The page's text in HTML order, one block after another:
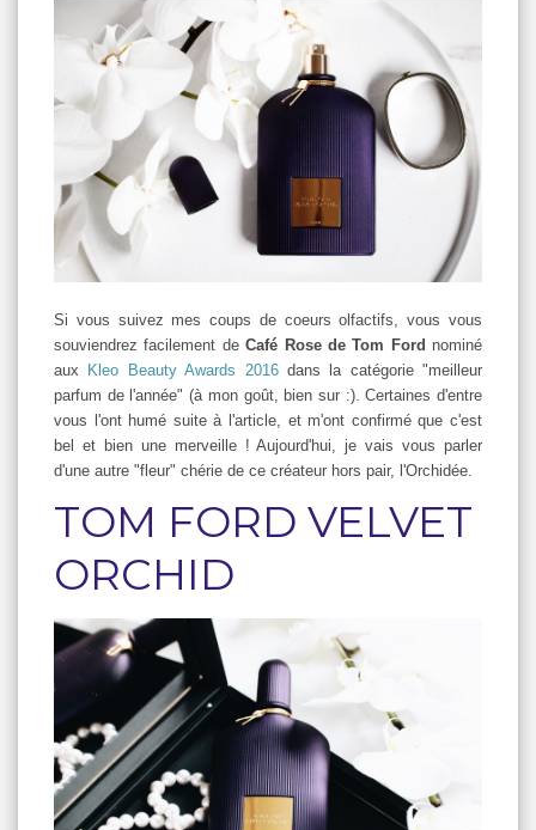
Si vous suivez mes coups de coeurs olfactifs, vous vous
souviendrez facilement deCafé Rose de Tom Ford nominé
aux Kleo Beauty Awards 2016dans la catégorie "meilleur
parfum de l'année" (à mon goût, bien sur :). Certaines d'entre
vous l'ont humé suite à l'article, et m'ont confirmé que c'est
bel et bien une merveille ! Aujourd'hui, je vais vous parler
d'une autre "fleur" chérie de ce créateur hors pair, l'Orchidée.
TOM FORD VELVET
ORCHID